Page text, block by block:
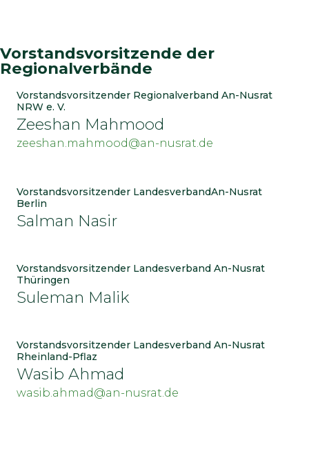
Vorstandsvorsitzende der
Regionalverbände
Vorstandsvorsitzender Regionalverband An-Nusrat
NRW e. V.
Zeeshan Mahmood
zeeshan.mahmood@an-nusrat.de
Vorstandsvorsitzender LandesverbandAn-Nusrat
Berlin
Salman Nasir
Vorstandsvorsitzender Landesverband An-Nusrat
Thüringen
Suleman Malik
Vorstandsvorsitzender Landesverband An-Nusrat
Rheinland-Pflaz
Wasib Ahmad
wasib.ahmad@an-nusrat.de